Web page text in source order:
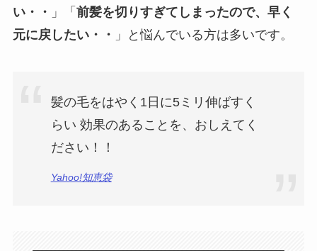
い・・ 」「 前髪を切りすぎてしまったので、早く
元に戻したい・・ 」と悩んでいる方は多いです。
髪の毛をはやく1日に5ミリ伸ばすく
らい 効果のあることを、おしえてく
ださい！！
Yahoo!知恵袋